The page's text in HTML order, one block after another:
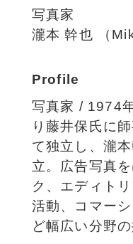
写真家
瀧本 幹也 （
Profile
写真家 / 1974
り藤井保氏に
て独立し、瀧
立。広告写真
ク、エディト
活動、コマー
ど幅広い分野